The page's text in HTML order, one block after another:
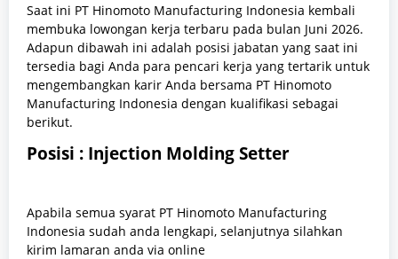
Saat ini PT Hinomoto Manufacturing Indonesia kembali
membuka lowongan kerja terbaru pada bulan Juni 2026.
Adapun dibawah ini adalah posisi jabatan yang saat ini
tersedia bagi Anda para pencari kerja yang tertarik untuk
mengembangkan karir Anda bersama PT Hinomoto
Manufacturing Indonesia dengan kualifikasi sebagai
berikut.
Posisi : Injection Molding Setter
Apabila semua syarat PT Hinomoto Manufacturing
Indonesia sudah anda lengkapi, selanjutnya silahkan
kirim lamaran anda via online